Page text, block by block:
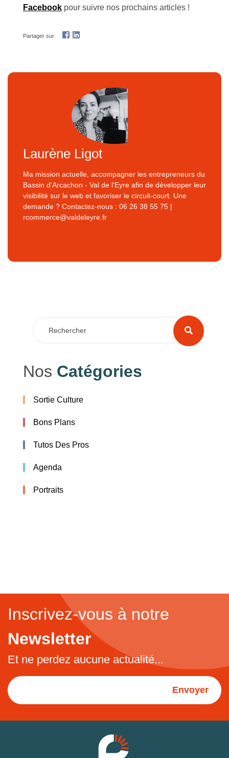
Facebook pour suivre nos prochains articles !
Partager sur
Laurène Ligot
Ma mission actuelle, accompagner les entrepreneurs du
Bassin d'Arcachon - Val de l'Eyre afin de développer leur
visibilité sur le web et favoriser le circuit-court. Une
demande ? Contactez-nous : 06 26 38 55 75 |
rcommerce@valdeleyre.fr
Nos Catégories
Sortie Culture
Bons Plans
Tutos Des Pros
Agenda
Portraits
Inscrivez-vous à notre
Newsletter
Et ne perdez aucune actualité...
Envoyer